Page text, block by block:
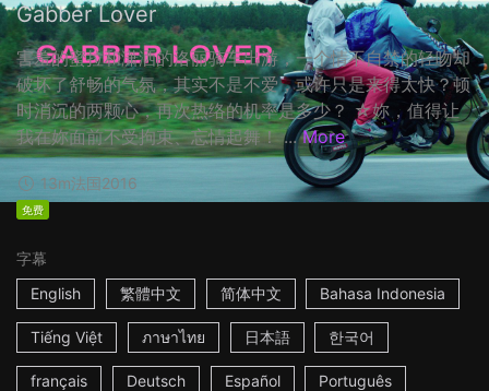
Gabber Lover
害羞的蜜拉和潇洒的洛丽骑车出游，一个情不自禁的轻吻却
破坏了舒畅的气氛，其实不是不爱，或许只是来得太快？顿
时消沉的两颗心，再次热络的机率是多少？ ☆妳，值得让
我在妳面前不受拘束、忘情起舞！ ... More
13m法国2016
免费
字幕
English
繁體中文 简体中文 Bahasa Indonesia
Tiếng Việt ภาษาไทย 日本語 한국어
français Deutsch Español Português